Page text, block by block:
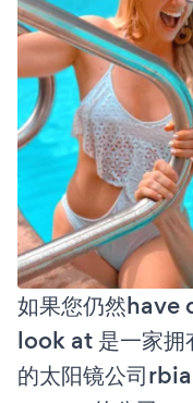
如果您仍然
look at 是一家拥
的太阳镜公司